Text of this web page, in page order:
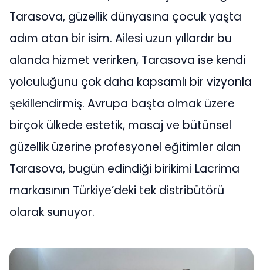
Tarasova, güzellik dünyasına çocuk yaşta
adım atan bir isim. Ailesi uzun yıllardır bu
alanda hizmet verirken, Tarasova ise kendi
yolculuğunu çok daha kapsamlı bir vizyonla
şekillendirmiş. Avrupa başta olmak üzere
birçok ülkede estetik, masaj ve bütünsel
güzellik üzerine profesyonel eğitimler alan
Tarasova, bugün edindiği birikimi Lacrima
markasının Türkiye’deki tek distribütörü
olarak sunuyor.